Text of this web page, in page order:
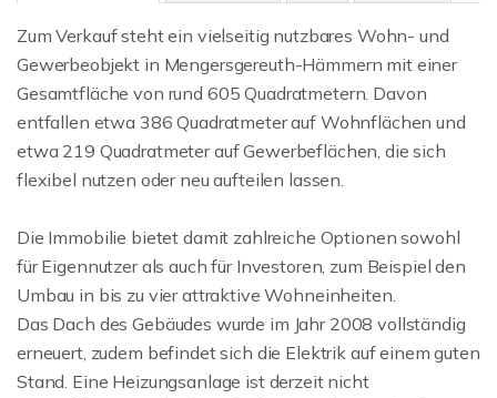
Zum Verkauf steht ein vielseitig nutzbares Wohn- und
Gewerbeobjekt in Mengersgereuth-Hämmern mit einer
Gesamtfläche von rund 605 Quadratmetern. Davon
entfallen etwa 386 Quadratmeter auf Wohnflächen und
etwa 219 Quadratmeter auf Gewerbeflächen, die sich
flexibel nutzen oder neu aufteilen lassen.
Die Immobilie bietet damit zahlreiche Optionen sowohl
für Eigennutzer als auch für Investoren, zum Beispiel den
Umbau in bis zu vier attraktive Wohneinheiten.
Das Dach des Gebäudes wurde im Jahr 2008 vollständig
erneuert, zudem befindet sich die Elektrik auf einem guten
Stand. Eine Heizungsanlage ist derzeit nicht